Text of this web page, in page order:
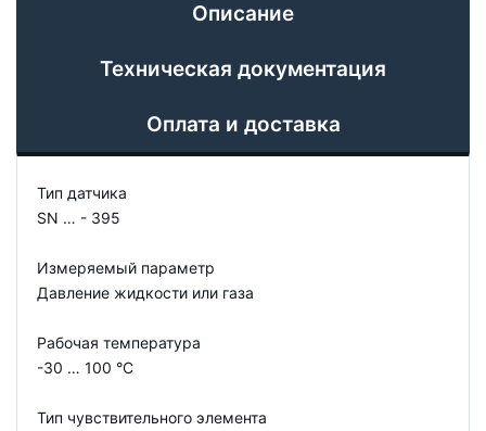
Описание
Техническая документация
Оплата и доставка
Тип датчика
SN … - 395
Измеряемый параметр
Давление жидкости или газа
Рабочая температура
-30 … 100 °C
Тип чувствительного элемента